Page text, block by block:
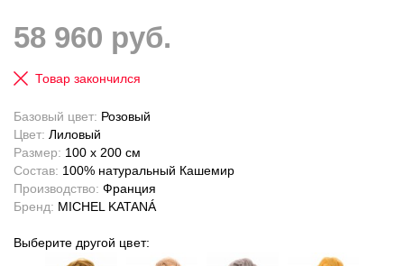
58 960 руб.
Товар закончился
Базовый цвет: Розовый
Цвет: Лиловый
Размер: 100 x 200 см
Состав: 100% натуральный Кашемир
Производство: Франция
Бренд: MICHEL KATANÁ
Выберите другой цвет: